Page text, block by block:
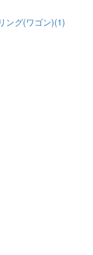
ング(ワゴン)(1)